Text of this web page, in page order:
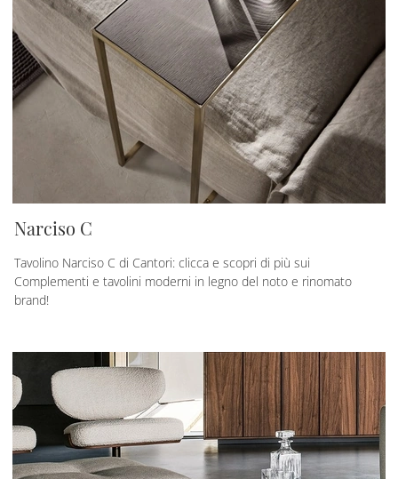
Narciso C
Tavolino Narciso C di Cantori: clicca e scopri di più sui
Complementi e tavolini moderni in legno del noto e rinomato
brand!